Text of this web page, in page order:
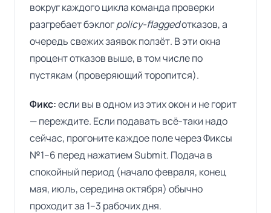
вокруг каждого цикла команда проверки
разгребает бэклогpolicy-flaggedотказов, а
очередь свежих заявок ползёт. В эти окна
процент отказов выше, в том числе по
пустякам (проверяющий торопится).
Фикс:если вы в одном из этих окон и не горит
— переждите. Если подавать всё-таки надо
сейчас, прогоните каждое поле через Фиксы
№1–6 перед нажатием Submit. Подача в
спокойный период (начало февраля, конец
мая, июль, середина октября) обычно
проходит за 1–3 рабочих дня.